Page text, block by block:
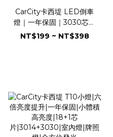
CarCity卡西堤 LED倒車
燈｜一年保固｜3030芯片
｜寬壓恆流驅動｜航太鋁散
NT$199 ~ NT$398